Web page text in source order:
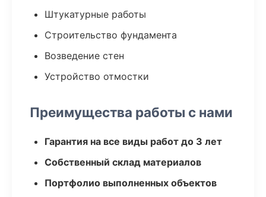
Штукатурные работы
Строительство фундамента
Возведение стен
Устройство отмостки
Преимущества работы с нами
Гарантия на все виды работ до 3 лет
Собственный склад материалов
Портфолио выполненных объектов